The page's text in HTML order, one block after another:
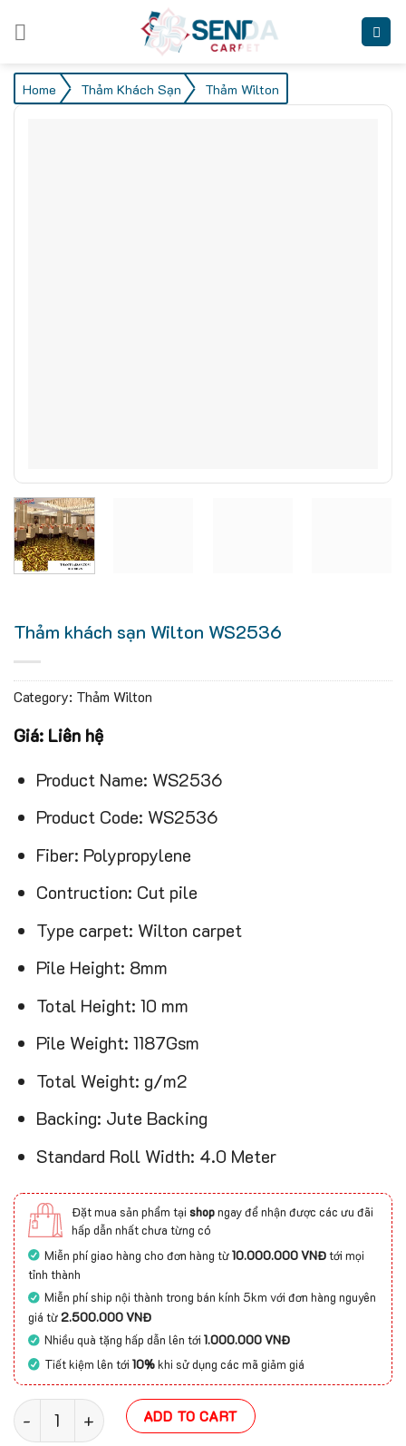
Home / Thảm Khách Sạn / Thảm Wilton
Thảm khách sạn Wilton WS2536
Category: Thảm Wilton
Giá: Liên hệ
Product Name: WS2536
Product Code: WS2536
Fiber: Polypropylene
Contruction: Cut pile
Type carpet: Wilton carpet
Pile Height: 8mm
Total Height: 10 mm
Pile Weight: 1187Gsm
Total Weight: g/m2
Backing: Jute Backing
Standard Roll Width: 4.0 Meter
Đặt mua sản phẩm tại shopngay để nhận được các ưu đãi
hấp dẫn nhất chưa từng có
Miễn phí giao hàng cho đơn hàng từ10.000.000 VNĐtới mọi
tỉnh thành
Miễn phí ship nội thành trong bán kính 5km với đơn hàng nguyên
giá từ2.500.000 VNĐ
Nhiều quà tặng hấp dẫn lên tới1.000.000 VNĐ
Tiết kiệm lên tới10%khi sử dụng các mã giảm giá
Thảm khách sạn Wilton WS2536 quantity
ADD TO CART